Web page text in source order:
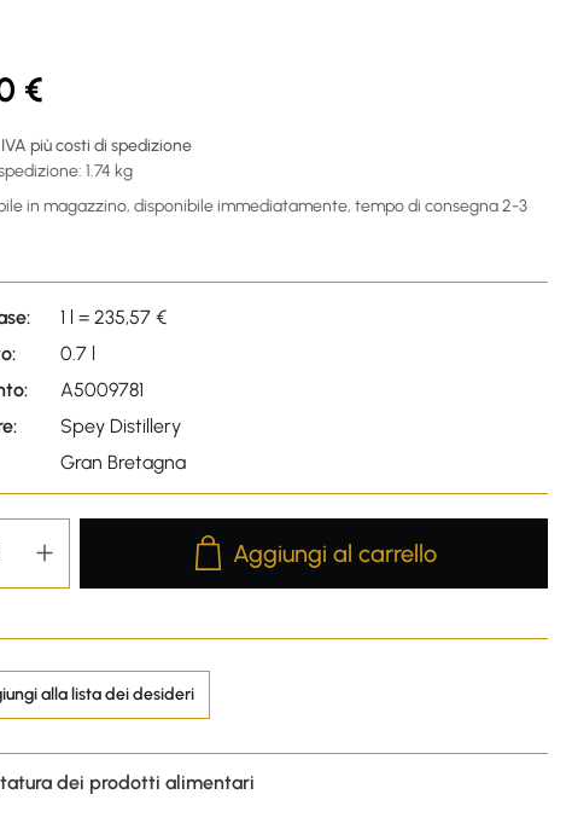
€
più costi di spedizione
1.74 kg
in magazzino, disponibile immediatamente, tempo di consegna 2-3
1 l = 235,57 €
0.7 l
A5009781
Spey Distillery
Gran Bretagna
Product Quantity: Enter the desired
Aggiungi al carrello
alla lista dei desideri
dei prodotti alimentari